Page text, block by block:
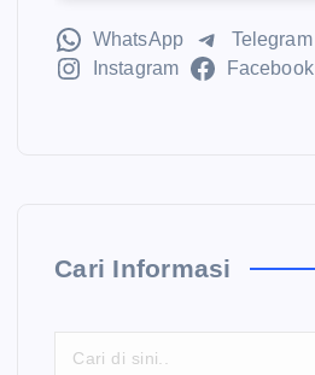
WhatsApp Telegram
Instagram
Facebook
Cari Informasi